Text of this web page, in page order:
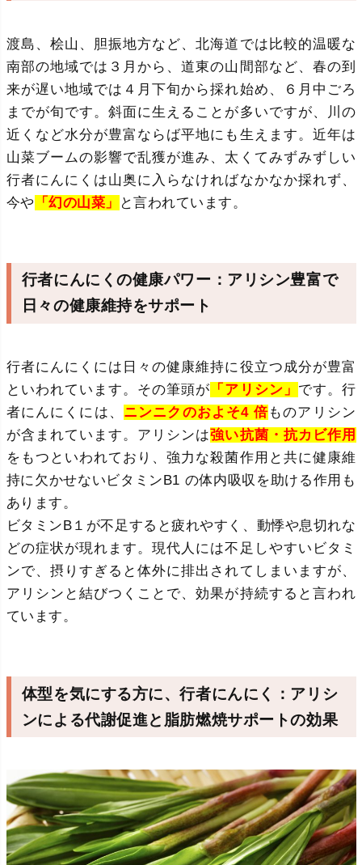
渡島、桧山、胆振地方など、北海道では比較的温暖な
南部の地域では３月から、道東の山間部など、春の到
来が遅い地域では４月下旬から採れ始め、６月中ごろ
までが旬です。斜面に生えることが多いですが、川の
近くなど水分が豊富ならば平地にも生えます。近年は
山菜ブームの影響で乱獲が進み、太くてみずみずしい
行者にんにくは山奥に入らなければなかなか採れず、
今や 「幻の山菜」 と言われています。
行者にんにくの健康パワー：アリシン豊富で
日々の健康維持をサポート
行者にんにくには日々の健康維持に役立つ成分が豊富
といわれています。その筆頭が 「アリシン」 です。行
者にんにくには、 ニンニクのおよそ4 倍ものアリシン
が含まれています。アリシンは強い抗菌・抗カビ作用
をもつといわれており、強力な殺菌作用と共に健康維
持に欠かせないビタミンB1 の体内吸収を助ける作用も
あります。
ビタミンB１が不足すると疲れやすく、動悸や息切れな
どの症状が現れます。現代人には不足しやすいビタミ
ンで、摂りすぎると体外に排出されてしまいますが、
アリシンと結びつくことで、効果が持続すると言われ
ています。
体型を気にする方に、行者にんにく：アリシ
ンによる代謝促進と脂肪燃焼サポートの効果